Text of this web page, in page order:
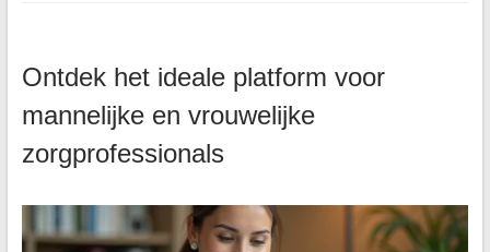
Ontdek het ideale platform voor
mannelijke en vrouwelijke
zorgprofessionals